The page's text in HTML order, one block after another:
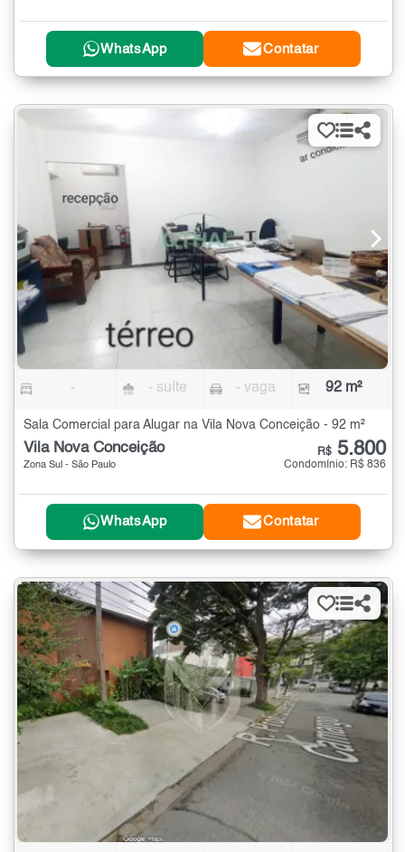
WhatsApp Contatar
- - suíte - vaga 92 m²
Sala Comercial para Alugar na Vila Nova Conceição - 92 m²
Vila Nova Conceição
Zona Sul - São Paulo
R$ 5.800
Condomínio: R$ 836
WhatsApp Contatar